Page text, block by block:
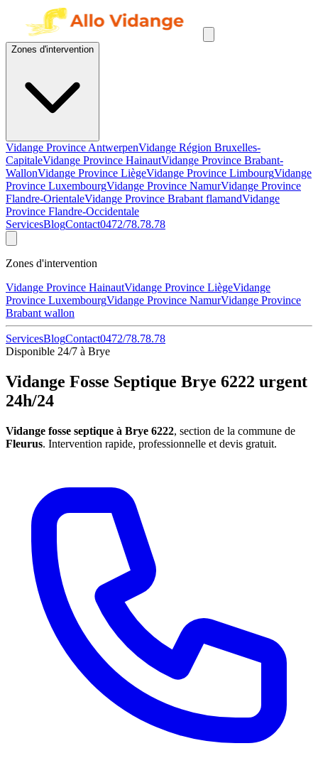
Zones d'intervention
Vidange Province AntwerpenVidange Région Bruxelles-
CapitaleVidange Province HainautVidange Province Brabant-
WallonVidange Province LiègeVidange Province LimbourgVidange
Province LuxembourgVidange Province NamurVidange Province
Flandre-OrientaleVidange Province Brabant flamandVidange
Province Flandre-Occidentale
ServicesBlogContact0472/78.78.78
Zones d'intervention
Vidange Province HainautVidange Province LiègeVidange
Province LuxembourgVidange Province NamurVidange Province
Brabant wallon
ServicesBlogContact0472/78.78.78
Disponible 24/7 à Brye
Vidange Fosse Septique Brye 6222 urgent
24h/24
Vidange fosse septique à Brye 6222, section de la commune de
Fleurus. Intervention rapide, professionnelle et devis gratuit.